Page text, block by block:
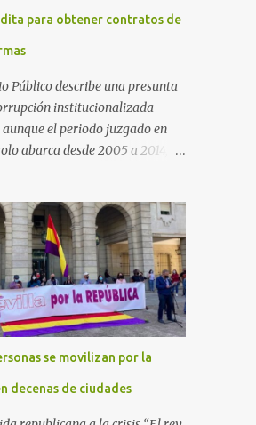
para obtener contratos de
Público describe una presunta
institucionalizada
aunque el periodo juzgado en
abarca desde 2005 a 2014, el
hasta 29 años por diversos
a ocho personas,
cometidos durante las
militar a Arabia Saudita
empresa pública española
El fiscal Conrado Saiz
escrito de conclusiones cómo
Defex pagó comisiones
autoridades del régimen
se movilizan por la
decenas de ciudades